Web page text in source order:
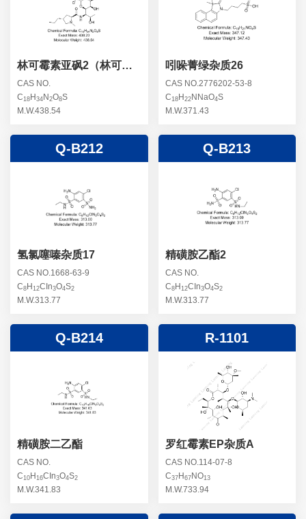
林可霉素亚砜2（林可霉
素双氧化）
CAS NO.
C18 H 34 N 2O8S
M.W.438.54
吲哚菁绿杂质26
CAS NO.2776202-53-8
C18H 22NNaO4S
M.W.371.43
Q-B212
氢氯噻嗪杂质17
CAS NO.1668-63-9
C8 H 12CIn3O4S2
M.W.313.77
Q-B213
精磺胺乙酯2
CAS NO.
C8H 12CIn3O4S2
M.W.313.77
Q-B214
精磺胺二乙酯
CAS NO.
C10 H 16CIn3O4S2
M.W.341.83
R-1101
罗红霉素EP杂质A
CAS NO.114-07-8
C37H 67NO13
M.W.733.94